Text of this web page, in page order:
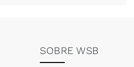
SOBRE WSB